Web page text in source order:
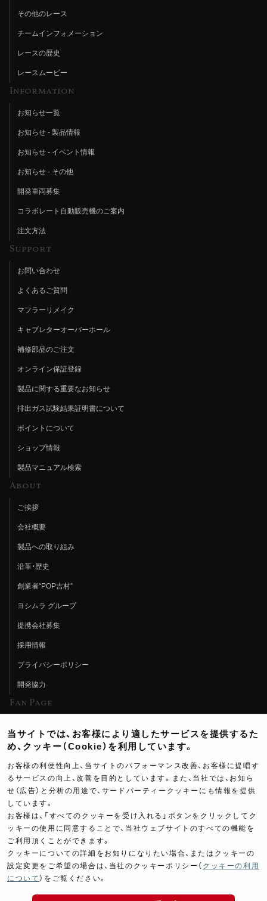
その他のレース
チームインフォメーション
レースの歴史
レースムービー
Information
お知らせ一覧
お知らせ - 製品情報
お知らせ - イベント情報
お知らせ - その他
開発車両募集
コラボレート自動販売機のご案内
注文方法
Support
お問い合わせ
よくあるご質問
マフラーリメイク
キャブレターオーバーホール
補修部品のご注文
オンライン保証登録
製品に関する重要なお知らせ
排出ガス試験結果証明書について
ポイントについて
ショップ情報
製品マニュアル検索
About
ご挨拶
会社概要
製品への取り組み
沿革・歴史
創業者“POP吉村”
ヨシムラ グループ
提携会社募集
採用情報
プライバシーポリシー
開発協力
Fan Page
ヨシムラTV
イベント情報
イベントスケジュール
ツーリングブレイクタイム
製品ポスター
当サイトでは、お客様により適したサービスを提供するた
め、クッキー（Cookie）を利用しています。
お客様の利便性向上、当サイトのパフォーマンス改善、お客様に提唱す
るサービスの向上、改善を目的としています。また、当社では、お知ら
せ（広告）と分析の用途で、サードパーティークッキーにも情報を提供
しています。
お客様は、「すべてのクッキーを受け入れる」ボタンをクリックしてク
ッキーの使用に同意することで、当社ウェブサイトのすべての機能を
ご利用頂くことができます。
クッキーについての詳細をお知りになりたい場合、またはクッキーの
設定変更をご希望の場合は、当社のクッキーポリシー（ クッキーの利用
について ）をご覧ください。